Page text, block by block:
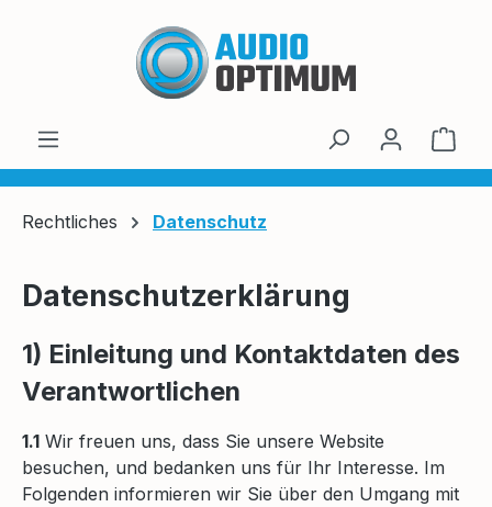
Zum Hauptinhalt springen
Rechtliches Datenschutz
Datenschutzerklärung
1) Einleitung und Kontaktdaten des
Verantwortlichen
1.1 Wir freuen uns, dass Sie unsere Website
besuchen, und bedanken uns für Ihr Interesse. Im
Folgenden informieren wir Sie über den Umgang mit